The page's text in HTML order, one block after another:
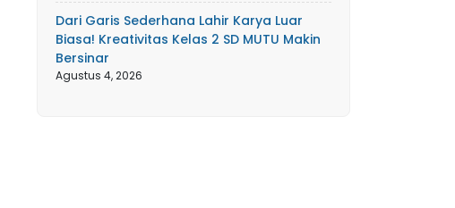
Dari Garis Sederhana Lahir Karya Luar
Biasa! Kreativitas Kelas 2 SD MUTU Makin
Bersinar
Agustus 4, 2026